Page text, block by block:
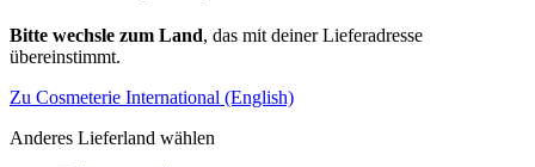
Bitte wechsle zum Land, das mit deiner Lieferadresse
übereinstimmt.
Zu Cosmeterie International (English)
Anderes Lieferland wählen